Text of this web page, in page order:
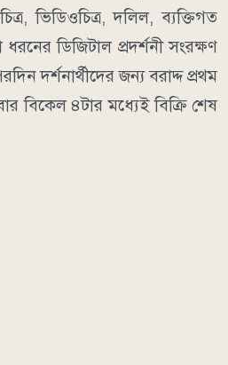
ভিডিওচিত্র, দলিল, ব্যক্তিগত
ধরনের ডিজিটাল প্রদর্শনী সংরক্ষণ
দর্শনার্থীদের জন্য বরাদ্দ প্রথম
বিকেল ৪টার মধ্যেই বিক্রি শেষ